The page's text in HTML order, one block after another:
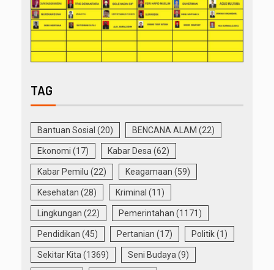
TAG
Bantuan Sosial (20) BENCANA ALAM (22)
Ekonomi (17) Kabar Desa (62)
Kabar Pemilu (22) Keagamaan (59)
Kesehatan (28) Kriminal (11)
Lingkungan (22) Pemerintahan (1171)
Pendidikan (45) Pertanian (17) Politik(1)
Sekitar Kita (1369) Seni Budaya (9)